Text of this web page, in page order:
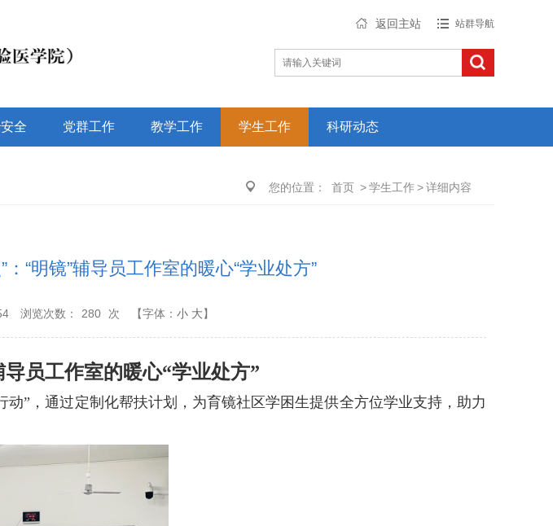
返回主站 站群导航
全 党群工作 教学工作 学生工作 科研动态
您的位置： 首页 >学生工作>详细内容
：“明镜”辅导员工作室的暖心“学业处方”
浏览次数： 280 次 【字体： 小 大】
员工作室的暖心“学业处方”
”，通过定制化帮扶计划，为育镜社区学困生提供全方位学业支持，助力